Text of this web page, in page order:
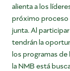
alienta a los
próximo proceso
junta. Al
tendrán la
los programas de
la NMB está